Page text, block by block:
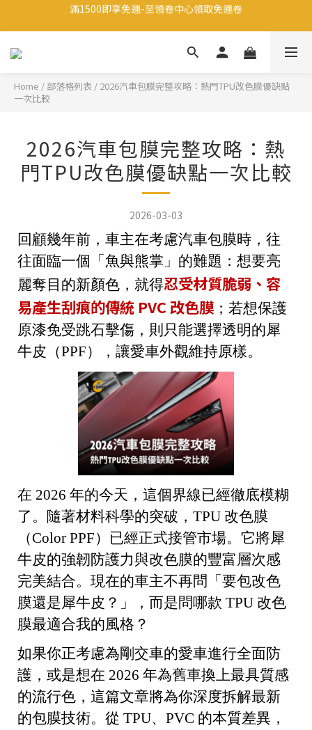
註冊會員享有200元禮金
生日當天享有200元禮金
註冊會員享有200元禮金
Home / 部落格列表 / 2026汽車包膜完整攻略：熱門TPU改色膜優缺點
一次比較
2026汽車包膜完整攻略：熱
門TPU改色膜優缺點一次比較
2026-03-03
回顧幾年前，車主在考慮汽車包膜時，往
往面臨一個「魚與熊掌」的難題：想要亮
麗奪目的新顏色，就得忍受材質脆弱、容
易產生刮痕的傳統 PVC 改色膜 ；若想保護
原漆免受跳石擊傷，則只能選擇透明的犀
牛皮（PPF），讓愛車外觀維持原樣。
在 2026 年的今天，這個界線已經徹底模糊
了。 隨著材料科學的突破， TPU 改色膜
（Color PPF） 已經正式接管市場。它將犀
牛皮的強韌防護力與改色膜的豐富層次感
完美結合。現在的車主不再問「要包改色
膜還是犀牛皮？」，而是問哪款 TPU 改色
膜最適合我的風格？
如果你正考慮為剛交車的愛車進行全面防
護，或是想在 2026 年為舊車換上最具質感
的流行色，這篇文章將為你深度拆解最新
的包膜技術。從 TPU、PVC 的本質差異，